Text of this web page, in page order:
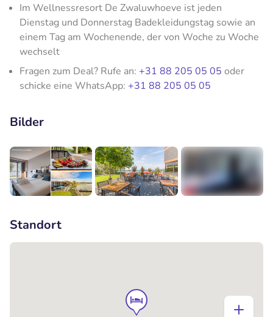
Im Wellnessresort De Zwaluwhoeve ist jeden
Dienstag und Donnerstag Badekleidungstag sowie an
einem Tag am Wochenende, der von Woche zu Woche
wechselt
Fragen zum Deal? Rufe an: +31 88 205 05 05 oder
schicke eine WhatsApp: +31 88 205 05 05
Bilder
Standort